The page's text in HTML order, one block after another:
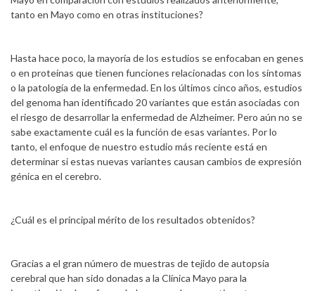
tanto en Mayo como en otras instituciones?
Hasta hace poco, la mayoría de los estudios se enfocaban en genes
o en proteínas que tienen funciones relacionadas con los síntomas
o la patología de la enfermedad. En los últimos cinco años, estudios
del genoma han identificado 20 variantes que están asociadas con
el riesgo de desarrollar la enfermedad de Alzheimer. Pero aún no se
sabe exactamente cuál es la función de esas variantes. Por lo
tanto, el enfoque de nuestro estudio más reciente está en
determinar si estas nuevas variantes causan cambios de expresión
génica en el cerebro.
¿Cuál es el principal mérito de los resultados obtenidos?
Gracias a el gran número de muestras de tejido de autopsia
cerebral que han sido donadas a la Clínica Mayo para la